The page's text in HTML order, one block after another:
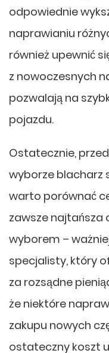
odpowiednie
naprawianiu
również upewnić
z nowoczesnych
pozwalają na
pojazdu.
Ostatecznie,
wyborze blacharz
warto porównać
zawsze najtańsza
wyborem –
specjalisty, który
za rozsądne
że niektóre
zakupu nowych
ostateczny koszt